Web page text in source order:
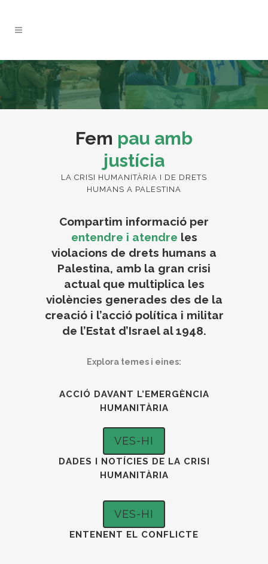
Fem pau amb
justícia
LA CRISI HUMANITÀRIA I DE DRETS
HUMANS A PALESTINA
Compartim informació per
entendre i atendre les
violacions de drets humans a
Palestina, amb la gran crisi
actual que multiplica les
violències generades des de la
creació i l’acció política i militar
de l’Estat d’Israel al 1948.
Explora temes i eines:
ACCIÓ DAVANT L’EMERGÈNCIA
HUMANITÀRIA
VES-HI
DADES I NOTÍCIES DE LA CRISI
HUMANITÀRIA
VES-HI
ENTENENT EL CONFLICTE